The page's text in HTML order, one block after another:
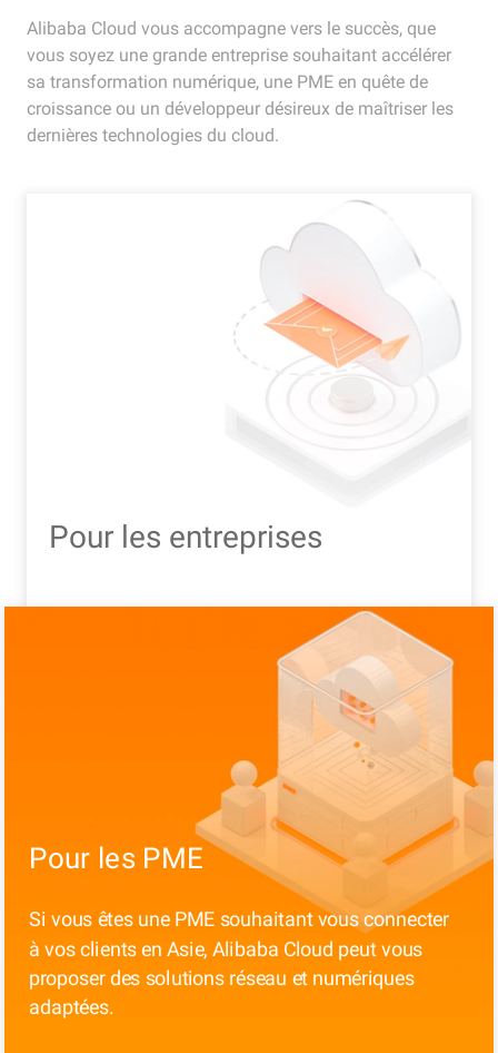
Alibaba Cloud vous accompagne vers le succès, que
vous soyez une grande entreprise souhaitant accélérer
sa transformation numérique, une PME en quête de
croissance ou un développeur désireux de maîtriser les
dernières technologies du cloud.
Pour les entreprises
Pour les PME
Si vous êtes une PME souhaitant vous connecter
à vos clients en Asie, Alibaba Cloud peut vous
proposer des solutions réseau et numériques
adaptées.